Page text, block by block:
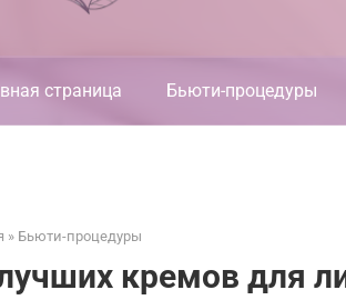
страница Бьюти-процедуры
» Бьюти-процедуры
кремов для